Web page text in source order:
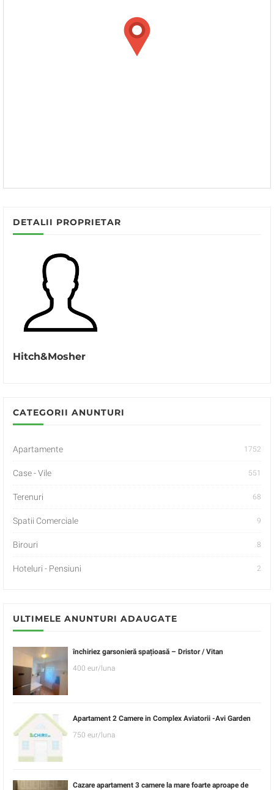
DETALII PROPRIETAR
Hitch&Mosher
CATEGORII ANUNTURI
Apartamente 1752
Case - Vile 551
Terenuri 68
Spatii Comerciale 9
Birouri 8
Hoteluri - Pensiuni 2
ULTIMELE ANUNTURI ADAUGATE
închiriez garsonieră spațioasă – Dristor / Vitan
400 eur/luna
Apartament 2 Camere in Complex Aviatorii -Avi Garden
750 eur/luna
Cazare apartament 3 camere la mare foarte aproape de